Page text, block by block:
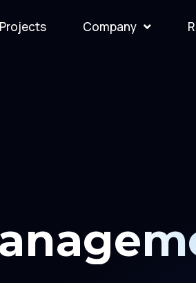
Projects Company